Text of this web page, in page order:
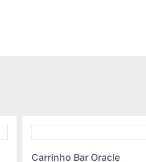
Carrinho Bar Oracle